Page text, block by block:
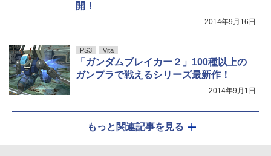
開！
2014年9月16日
PS3 Vita
「ガンダムブレイカー２」100種以上の
ガンプラで戦えるシリーズ最新作！
2014年9月1日
もっと関連記事を見る